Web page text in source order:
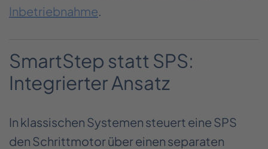
Inbetriebnahme
SmartStep statt SPS:
Integrierter Ansatz
In klassischen Systemen steuert eine SPS
den Schrittmotor über einen separaten